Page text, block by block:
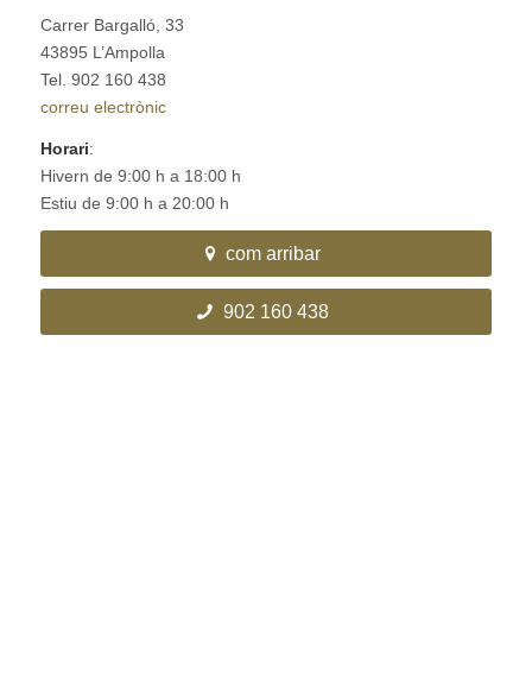
Carrer Bargalló, 33
43895 L’Ampolla
Tel. 902 160 438
correu electrònic
Horari:
Hivern de 9:00 h a 18:00 h
Estiu de 9:00 h a 20:00 h
com arribar
902 160 438